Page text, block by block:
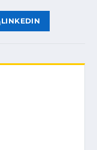
LINKEDIN